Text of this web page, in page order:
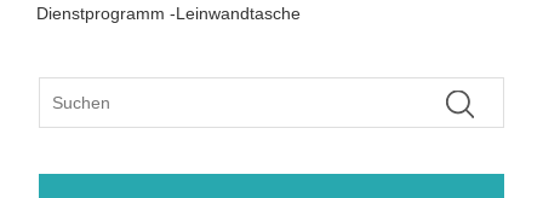
Dienstprogramm -Leinwandtasche